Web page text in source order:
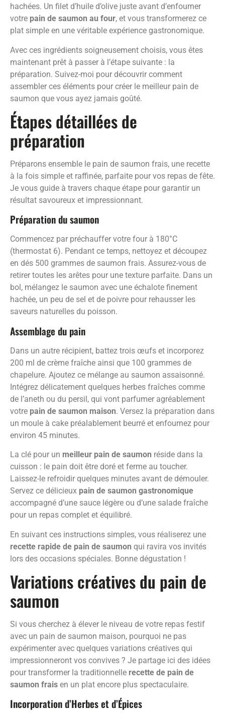
hachées. Un filet d’huile d’olive juste avant d’enfourner
votre pain de saumon au four, et vous transformerez ce
plat simple en une véritable expérience gastronomique.
Avec ces ingrédients soigneusement choisis, vous êtes
maintenant prêt à passer à l’étape suivante : la
préparation. Suivez-moi pour découvrir comment
assembler ces éléments pour créer le meilleur pain de
saumon que vous ayez jamais goûté.
Étapes détaillées de
préparation
Préparons ensemble le pain de saumon frais, une recette
à la fois simple et raffinée, parfaite pour vos repas de fête.
Je vous guide à travers chaque étape pour garantir un
résultat savoureux et impressionnant.
Préparation du saumon
Commencez par préchauffer votre four à 180°C
(thermostat 6). Pendant ce temps, nettoyez et découpez
en dés 500 grammes de saumon frais. Assurez-vous de
retirer toutes les arêtes pour une texture parfaite. Dans un
bol, mélangez le saumon avec une échalote finement
hachée, un peu de sel et de poivre pour rehausser les
saveurs naturelles du poisson.
Assemblage du pain
Dans un autre récipient, battez trois œufs et incorporez
200 ml de crème fraîche ainsi que 100 grammes de
chapelure. Ajoutez ce mélange au saumon assaisonné.
Intégrez délicatement quelques herbes fraîches comme
de l’aneth ou du persil, qui vont parfumer agréablement
votre pain de saumon maison. Versez la préparation dans
un moule à cake préalablement beurré et enfournez pour
environ 45 minutes.
La clé pour un meilleur pain de saumon réside dans la
cuisson : le pain doit être doré et ferme au toucher.
Laissez-le refroidir quelques minutes avant de démouler.
Servez ce délicieux pain de saumon gastronomique
accompagné d’une sauce légère ou d’une salade fraîche
pour un repas complet et équilibré.
En suivant ces instructions simples, vous réaliserez une
recette rapide de pain de saumon qui ravira vos invités
lors des occasions spéciales. Bonne dégustation !
Variations créatives du pain de
saumon
Si vous cherchez à élever le niveau de votre repas festif
avec un pain de saumon maison, pourquoi ne pas
expérimenter avec quelques variations créatives qui
impressionneront vos convives ? Je partage ici des idées
pour transformer la traditionnelle recette de pain de
saumon frais en un plat encore plus spectaculaire.
Incorporation d’Herbes et d’Épices